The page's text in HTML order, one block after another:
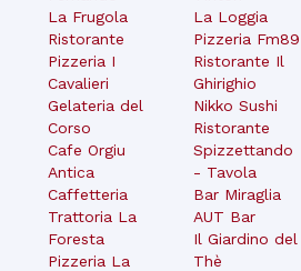
La Frugola
Ristorante
Pizzeria I
Cavalieri
Gelateria del
Corso
Cafe Orgiu
Antica
Caffetteria
Trattoria La
Foresta
Pizzeria La
La Loggia
Pizzeria Fm89
Ristorante Il
Ghirighio
Nikko Sushi
Ristorante
Spizzettando
- Tavola
Bar Miraglia
AUT Bar
Il Giardino del
Thè